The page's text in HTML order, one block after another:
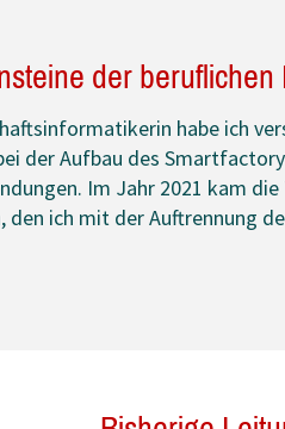
der beruflichen
habe ich
der Aufbau des
Im Jahr 2021 kam
den ich mit der